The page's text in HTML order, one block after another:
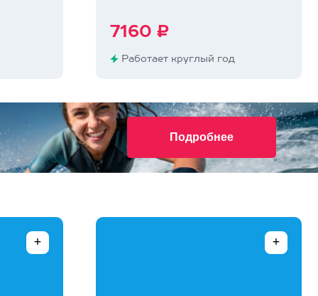
7160 ₽
Работает круглый год